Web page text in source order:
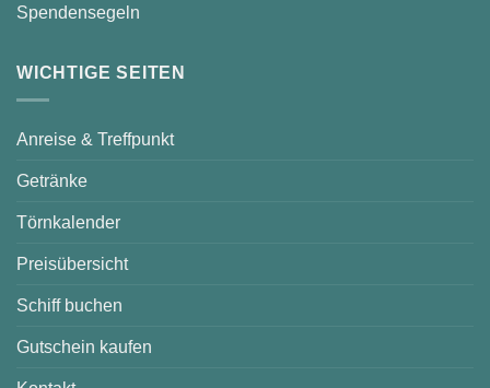
Spendensegeln
WICHTIGE SEITEN
Anreise & Treffpunkt
Getränke
Törnkalender
Preisübersicht
Schiff buchen
Gutschein kaufen